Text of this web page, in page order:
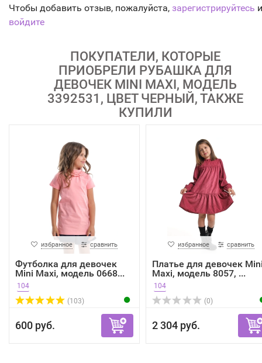
Чтобы добавить отзыв, пожалуйста, зарегистрируйтесь
войдите
ПОКУПАТЕЛИ, КОТОРЫЕ
ПРИОБРЕЛИ РУБАШКА ДЛЯ
ДЕВОЧЕК MINI MAXI, МОДЕЛЬ
3392531, ЦВЕТ ЧЕРНЫЙ, ТАКЖЕ
КУПИЛИ
избранное сравнить
Футболка для девочек
Mini Maxi, модель 0668...
104
(103)
600 руб.
избранное сравнить
Платье для девочек
Maxi, модель 8057, ...
104
(0)
2 304 руб.